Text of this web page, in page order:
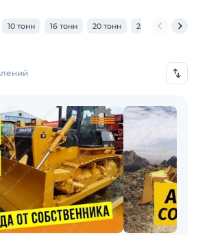
10 тонн 16 тонн 20 тонн 24 тонн 25 тонн